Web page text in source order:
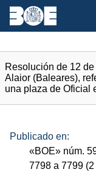
Resolución de 12
Alaior (Baleares),
una plaza de Oficial
Publicado en:
«BOE» núm.
7798 a 7799 (2